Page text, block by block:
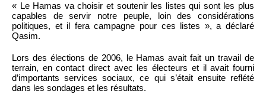
« Le Hamas va choisir et soutenir les listes qui sont les plus
capables de servir notre peuple, loin des considérations
politiques, et il fera campagne pour ces listes », a déclaré
Qasim.
Lors des élections de 2006, le Hamas avait fait un travail de
terrain, en contact direct avec les électeurs et il avait fourni
d’importants services sociaux, ce qui s’était ensuite reflété
dans les sondages et les résultats.